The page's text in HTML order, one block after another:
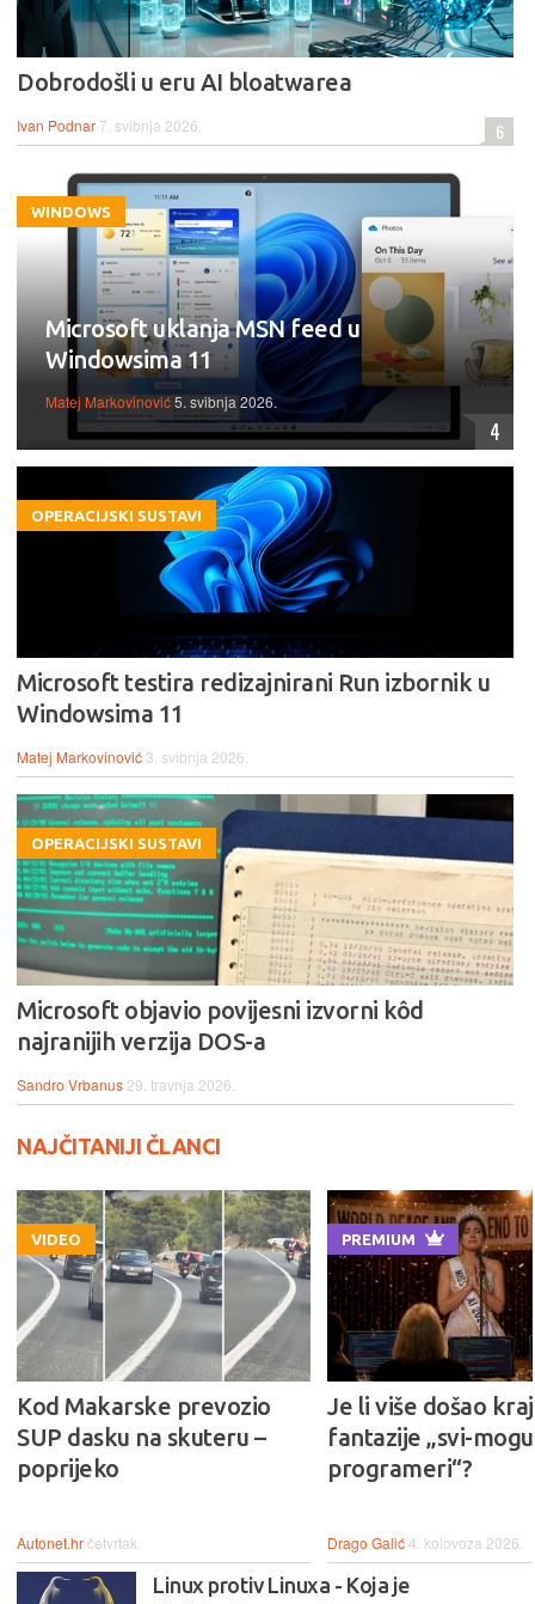
Dobrodošli u eru AI bloatwarea
Ivan Podnar 7. svibnja 2026. 6
WINDOWS
Microsoft uklanja MSN feed u
Windowsima 11
Matej Markovinović5. svibnja 2026.
4
OPERACIJSKI SUSTAVI
Microsoft testira redizajnirani Run izbornik u
Windowsima 11
Matej Markovinović 3. svibnja 2026.
OPERACIJSKI SUSTAVI
Microsoft objavio povijesni izvorni kôd
najranijih verzija DOS-a
Sandro Vrbanus 29. travnja 2026.
NAJČITANIJI ČLANCI
VIDEO
Kod Makarske prevozio
SUP dasku na skuteru –
poprijeko
Autonet.hrčetvrtak
PREMIUM
Je li više došao kraj
fantazije „svi-
programeri“?
Drago Galić4. kolovoza 2026.
Linux protiv Linuxa - Koja je